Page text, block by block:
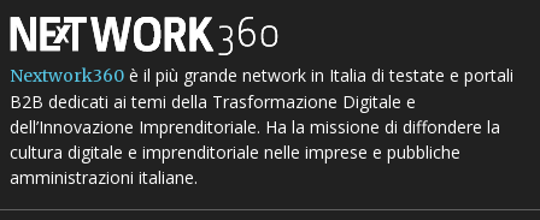
Nextwork360è il più grande network in Italia di testate e portali
B2B dedicati ai temi della Trasformazione Digitale e
dell’Innovazione Imprenditoriale. Ha la missione di diffondere la
cultura digitale e imprenditoriale nelle imprese e pubbliche
amministrazioni italiane.